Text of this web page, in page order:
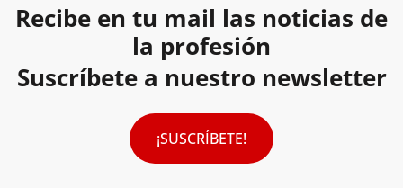
Recibe en tu mail las noticias de
la profesión
Suscríbete a nuestro newsletter
¡SUSCRÍBETE!